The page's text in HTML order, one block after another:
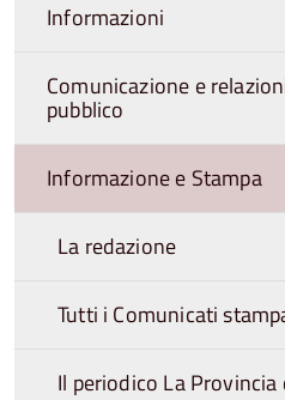
Informazioni
Comunicazione e
pubblico
Informazione e Stampa
La redazione
Tutti i Comunicati
Il periodico La